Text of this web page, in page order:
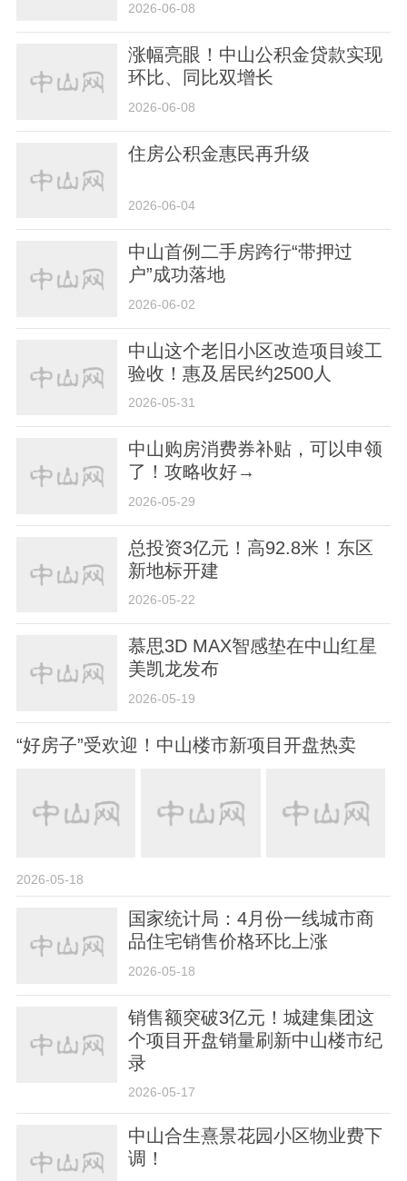
2026-06-08
涨幅亮眼！中山公积金贷款实现
环比、同比双增长
2026-06-08
住房公积金惠民再升级
2026-06-04
中山首例二手房跨行“带押过
户”成功落地
2026-06-02
中山这个老旧小区改造项目竣工
验收！惠及居民约2500人
2026-05-31
中山购房消费券补贴，可以申领
了！攻略收好→
2026-05-29
总投资3亿元！高92.8米！东区
新地标开建
2026-05-22
慕思3D MAX智感垫在中山红星
美凯龙发布
2026-05-19
“好房子”受欢迎！中山楼市新项目开盘热卖
2026-05-18
国家统计局：4月份一线城市商
品住宅销售价格环比上涨
2026-05-18
销售额突破3亿元！城建集团这
个项目开盘销量刷新中山楼市纪
录
2026-05-17
中山合生熹景花园小区物业费下
调！